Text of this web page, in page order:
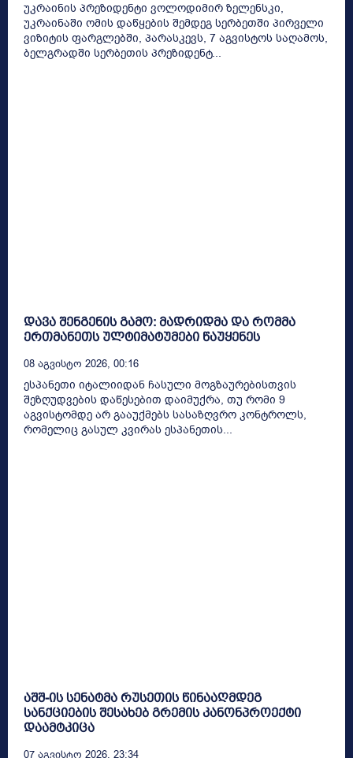
უკრაინის პრეზიდენტი ვოლოდიმირ ზელენსკი,
უკრაინაში ომის დაწყების შემდეგ სერბეთში პირველი
ვიზიტის ფარგლებში, პარასკევს, 7 აგვისტოს საღამოს,
ბელგრადში სერბეთის პრეზიდენტ...
დავა შენგენის გამო: მადრიდმა და რომმა
ერთმანეთს ულტიმატუმები წაუყენეს
08 Აგვისტო 2026, 00:16
ესპანეთი იტალიიდან ჩასული მოგზაურებისთვის
შეზღუდვების დაწესებით დაიმუქრა, თუ რომი 9
აგვისტომდე არ გააუქმებს სასაზღვრო კონტროლს,
რომელიც გასულ კვირას ესპანეთის...
აშშ-ის სენატმა რუსეთის წინააღმდეგ
სანქციების შესახებ გრემის კანონპროექტი
დაამტკიცა
07 Აგვისტო 2026, 23:34